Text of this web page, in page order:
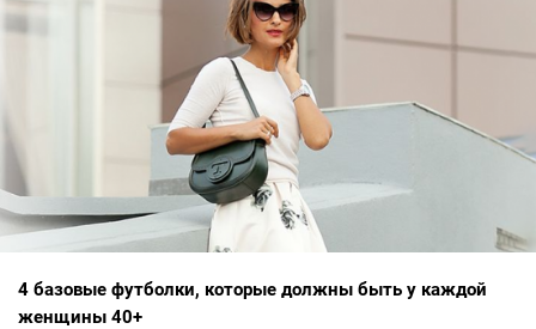
4 базовые футболки, которые должны быть у каждой
женщины 40+